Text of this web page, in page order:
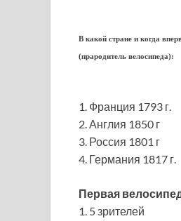
В какой стране и когда
(прародитель велосипеда):
1. Франция 1793 г.
2. Англия 1850 г
3. Россия 1801 г
4. Германия 1817 г.
Первая
1. 5 зрителей